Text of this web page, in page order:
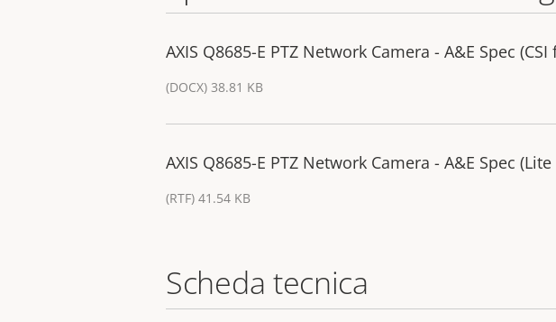
AXIS Q8685-E PTZ Network Camera - A&E Spec
(DOCX) 38.81 KB
AXIS Q8685-E PTZ Network Camera - A&E Spec
(RTF) 41.54 KB
Scheda tecnica